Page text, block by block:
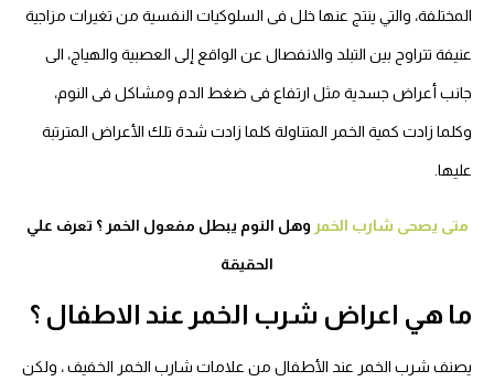
المختلفة، والتي ينتج عنها خلل فى السلوكيات النفسية من تغيرات مزاجية
عنيفة تتراوح بين التبلد والانفصال عن الواقع إلى العصبية والهياج، الى
جانب أعراض جسدية مثل ارتفاع فى ضغط الدم ومشاكل فى النوم،
وكلما زادت كمية الخمر المتناولة كلما زادت شدة تلك الأعراض المترتبة
عليها.
متى يصحى شارب الخمر وهل النوم يبطل مفعول الخمر ؟ تعرف علي
الحقيقة
ما هي اعراض شرب الخمر عند الاطفال ؟
يصنف شرب الخمر عند الأطفال من علامات شارب الخمر الخفيف ، ولكن